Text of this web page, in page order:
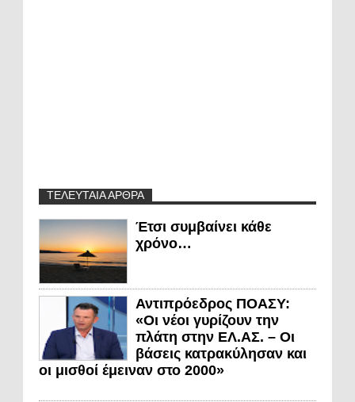
ΤΕΛΕΥΤΑΙΑ ΑΡΘΡΑ
Έτσι συμβαίνει κάθε
χρόνο…
Αντιπρόεδρος ΠΟΑΣΥ:
«Οι νέοι γυρίζουν την
πλάτη στην ΕΛ.ΑΣ. – Οι
βάσεις κατρακύλησαν και
οι μισθοί έμειναν στο 2000»